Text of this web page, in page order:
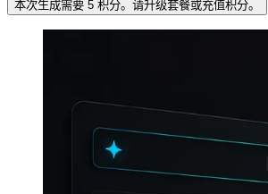
本次生成需要 5 积分。请升级套餐或充值积分。